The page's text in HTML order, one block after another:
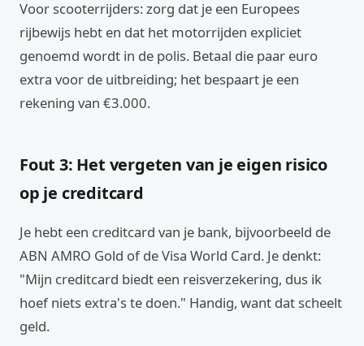
Voor scooterrijders: zorg dat je een Europees
rijbewijs hebt en dat het motorrijden expliciet
genoemd wordt in de polis. Betaal die paar euro
extra voor de uitbreiding; het bespaart je een
rekening van €3.000.
Fout 3: Het vergeten van je eigen risico
op je creditcard
Je hebt een creditcard van je bank, bijvoorbeeld de
ABN AMRO Gold of de Visa World Card. Je denkt:
"Mijn creditcard biedt een reisverzekering, dus ik
hoef niets extra's te doen." Handig, want dat scheelt
geld.